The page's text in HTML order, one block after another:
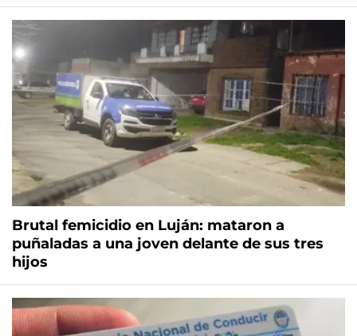
Brutal femicidio en Luján: mataron a
puñaladas a una joven delante de sus tres
hijos